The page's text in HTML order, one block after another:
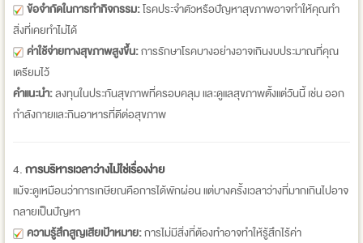
ข้อจำกัดในการทำกิจกรรม:โรคประจำตัวหรือปัญหาสุขภาพอาจทำให้คุณทำ
สิ่งที่เคยทำไม่ได้
ค่าใช้จ่ายทางสุขภาพสูงขึ้น:การรักษาโรคบางอย่างอาจเกินงบประมาณที่คุณ
เตรียมไว้
คำแนะนำ:ลงทุนในประกันสุขภาพที่ครอบคลุม และดูแลสุขภาพตั้งแต่วันนี้ เช่น ออก
กำลังกายและกินอาหารที่ดีต่อสุขภาพ
4.การบริหารเวลาว่างไม่ใช่เรื่องง่าย
แม้จะดูเหมือนว่าการเกษียณคือการได้พักผ่อน แต่บางครั้งเวลาว่างที่มากเกินไปอาจ
กลายเป็นปัญหา
ความรู้สึกสูญเสียเป้าหมาย:การไม่มีสิ่งที่ต้องทำอาจทำให้รู้สึกไร้ค่า